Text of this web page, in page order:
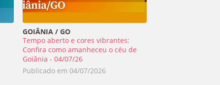
GOIÂNIA / GO
Tempo aberto e cores vibrantes:
Confira como amanheceu o céu de
Goiânia - 04/07/26
Publicado em 04/07/2026